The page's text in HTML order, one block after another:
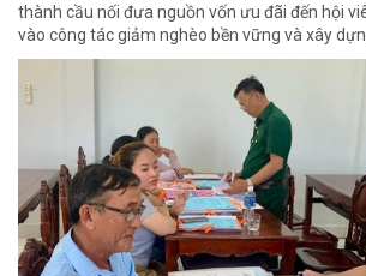
thành cầu nối đưa nguồn vốn ưu đãi đến hội
vào công tác giảm nghèo bền vững và xây